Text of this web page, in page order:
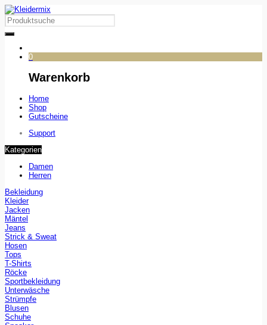
0
Warenkorb
Home
Shop
Gutscheine
Support
Kategorien
Damen
Herren
Bekleidung
Kleider
Jacken
Mäntel
Jeans
Strick & Sweat
Hosen
Tops
T-Shirts
Röcke
Sportbekleidung
Unterwäsche
Strümpfe
Blusen
Schuhe